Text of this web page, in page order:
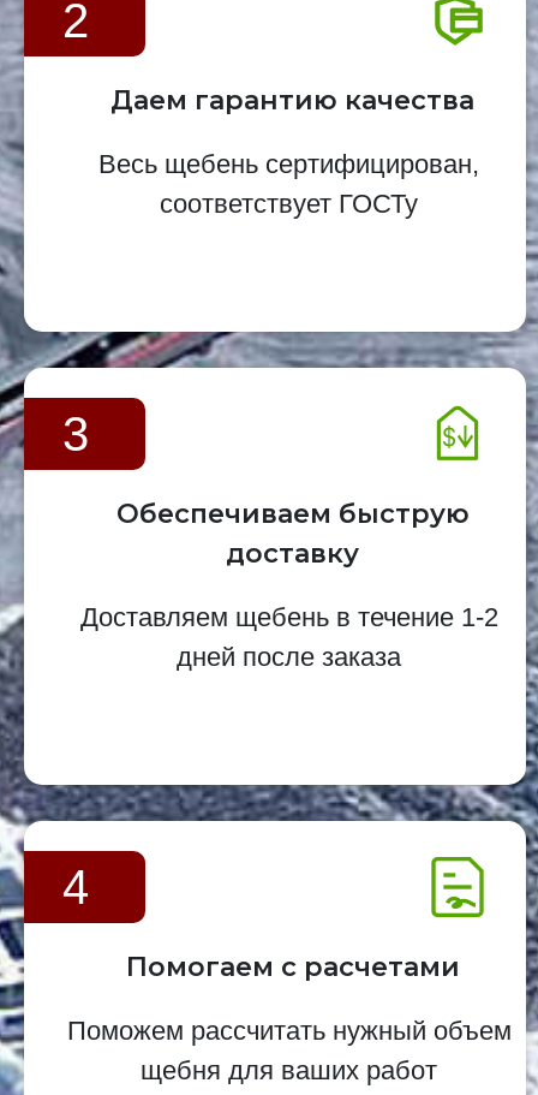
2
Даем гарантию качества
Весь щебень сертифицирован,
соответствует ГОСТу
3
Обеспечиваем быструю
доставку
Доставляем щебень в течение 1-2
дней после заказа
4
Помогаем с расчетами
Поможем рассчитать нужный объем
щебня для ваших работ